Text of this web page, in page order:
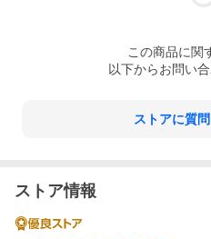
※こちらのページは5本セットの商
おすすめポイント
この商品に関
以下からお問い
ストアに質
ストア情報